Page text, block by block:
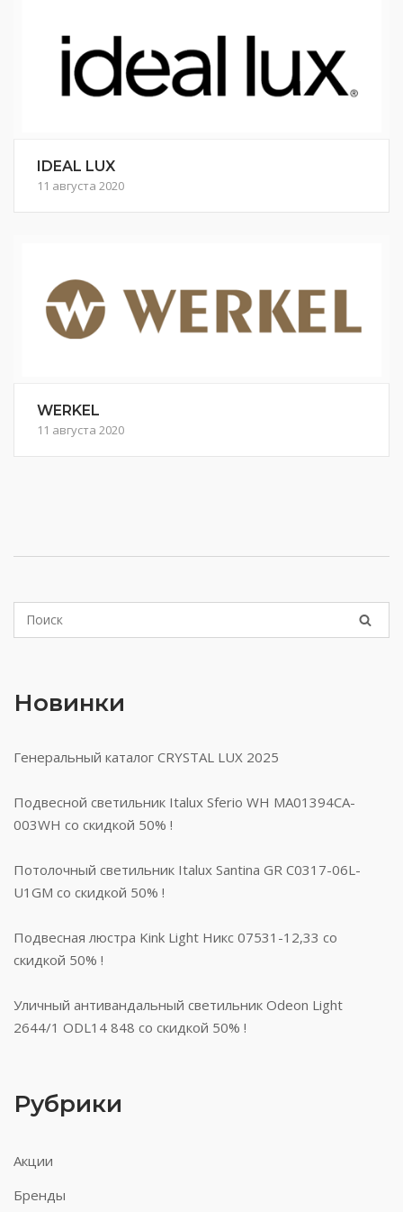
IDEAL LUX
11 августа 2020
WERKEL
11 августа 2020
Новинки
Генеральный каталог CRYSTAL LUX 2025
Подвесной светильник Italux Sferio WH MA01394CA-
003WH со скидкой 50% !
Потолочный светильник Italux Santina GR C0317-06L-
U1GM со скидкой 50% !
Подвесная люстра Kink Light Никс 07531-12,33 со
скидкой 50% !
Уличный антивандальный светильник Odeon Light
2644/1 ODL14 848 со скидкой 50% !
Рубрики
Акции
Бренды